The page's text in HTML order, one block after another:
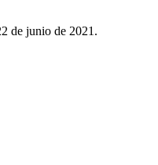
de junio de 2021.